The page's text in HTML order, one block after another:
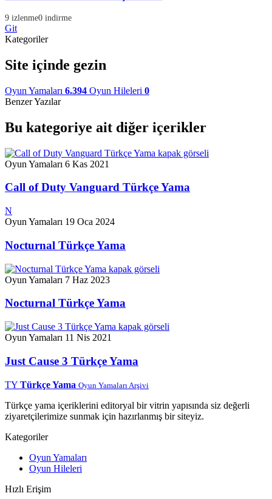
9 izlenme0 indirme
Git
Kategoriler
Site içinde gezin
Oyun Yamaları 6.394 Oyun Hileleri 0
Benzer Yazılar
Bu kategoriye ait diğer içerikler
Oyun Yamaları 6 Kas 2021
Call of Duty Vanguard Türkçe Yama
N
Oyun Yamaları 19 Oca 2024
Nocturnal Türkçe Yama
Oyun Yamaları 7 Haz 2023
Nocturnal Türkçe Yama
Oyun Yamaları 11 Nis 2021
Just Cause 3 Türkçe Yama
TY Türkçe Yama Oyun Yamaları Arşivi
Türkçe yama içeriklerini editoryal bir vitrin yapısında siz değerli
ziyaretçilerimize sunmak için hazırlanmış bir siteyiz.
Kategoriler
Oyun Yamaları
Oyun Hileleri
Hızlı Erişim